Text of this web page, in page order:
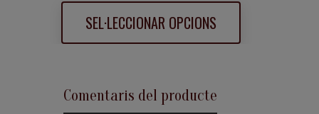
SEL·LECCIONAR OPCIONS
Comentaris del producte